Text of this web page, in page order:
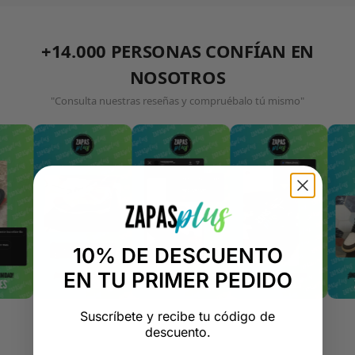
+14.000 PERSONAS CONFÍAN EN
NOSOTROS
"Consulta nuestras reseñas y compruébalo tú mismo"
10% DE DESCUENTO
EN TU PRIMER PEDIDO
Suscríbete y recibe tu código de
descuento.